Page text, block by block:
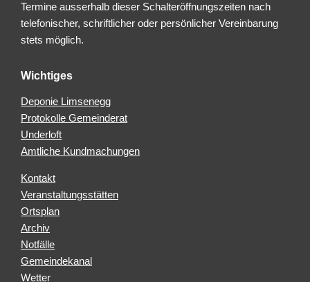
Termine ausserhalb dieser Schalteröffnungszeiten nach
telefonischer, schriftlicher oder persönlicher Vereinbarung
stets möglich.
Wichtiges
Deponie Limsenegg
Protokolle Gemeinderat
Underloft
Amtliche Kundmachungen
Kontakt
Veranstaltungsstätten
Ortsplan
Archiv
Notfälle
Gemeindekanal
Wetter